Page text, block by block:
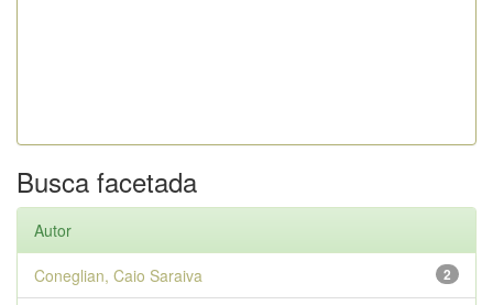
Busca facetada
Autor
2
Coneglian, Caio Saraiva